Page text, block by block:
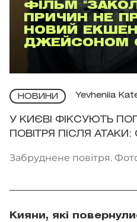
ФІЛЬМ
ПРИЧИН НЕ
НОВИЙ ЕКШЕН
ДЖЕЙСОНОМ
НОВИНИ Yevheniia
У КИЄВІ ФІКСУЮТЬ
ПОВІТРЯ ПІСЛЯ
Забруднене повітря.
Кияни, які